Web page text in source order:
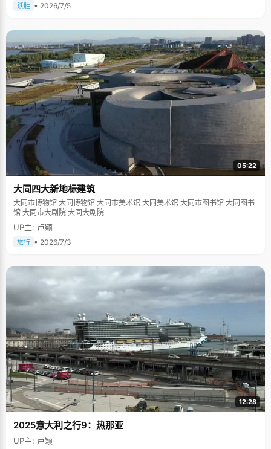
跃胜 • 2026/7/5
05:22
大同四大新地标建筑
大同市博物馆 大同博物馆 大同市美术馆 大同美术馆 大同市图书馆 大同图书
馆 大同市大剧院 大同大剧院
UP主: 卢颖
旅行 • 2026/7/3
12:28
2025意大利之行9：热那亚
UP主: 卢颖